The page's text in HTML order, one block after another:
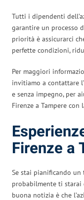
Tutti i dipendenti
garantire un processo
priorità è assicurarci
perfette condizioni,
Per maggiori
invitiamo a contattare
e senza impegno, per
Firenze a Tampere
Firenze a
Se stai pianificando un
probabilmente ti starai
buona notizia è che